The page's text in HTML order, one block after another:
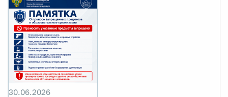
30.06.2026